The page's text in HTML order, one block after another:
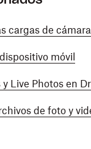
de datos para
tu plan podría
cargas de
móvil
Live Photos en
de foto y